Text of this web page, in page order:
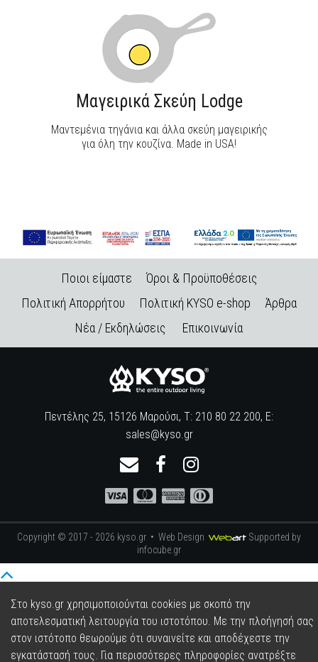
Μαγειρικά Σκεύη Lodge
Μαντεμένια τηγάνια και άλλα σκεύη μαγειρικής
για όλη την κουζίνα. Made in USA!
Ποιοι είμαστε
Όροι & Προϋποθέσεις
Πολιτική Απορρήτου
Πολιτική KYSO e-shop
Άρθρα
Νέα / Εκδηλώσεις
Επικοινωνία
Πεντέλης 25, 15126 Μαρούσι, Τ: 210 80 22 200, E:
sales@kyso.gr
Copyright © 2017 - 2026 kyso.gr • Web Design
Supported by
infocube.gr
Στο kyso.gr χρησιμοποιούνται cookies με σκοπό την
αποτελεσματική λειτουργία του ιστοτόπου. Με την πλοήγησή σας
στον ιστότοπο θεωρούμε ότι συναινείτε και αποδέχεστε την
εγκατάστασή τους. Για περισσότερες πληροφορίες ανατρέξτε